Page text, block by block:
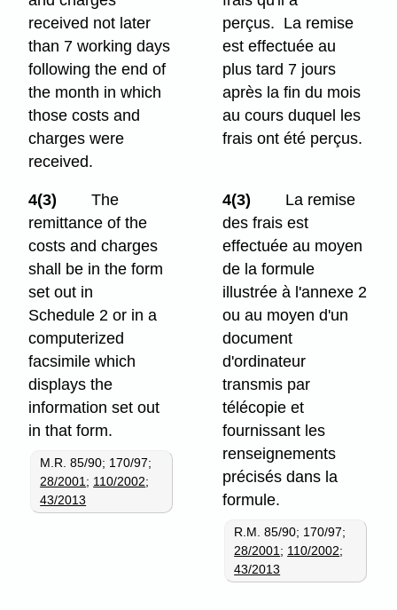
received not later
than 7 working days
following the end of
the month in which
those costs and
charges were
received.
perçus. La remise
est effectuée au
plus tard 7 jours
après la fin du mois
au cours duquel les
frais ont été perçus.
4(3)
The
remittance of the
costs and charges
shall be in the form
set out in
Schedule 2 or in a
computerized
facsimile which
displays the
information set out
in that form.
M.R. 85/90; 170/97;
28/2001 ; 110/2002;
43/2013
4(3)
La remise
des frais est
effectuée au moyen
de la formule
illustrée à l'annexe 2
ou au moyen d'un
document
d'ordinateur
transmis par
télécopie et
fournissant les
renseignements
précisés dans la
formule.
R.M. 85/90; 170/97;
28/2001 ; 110/2002;
43/2013